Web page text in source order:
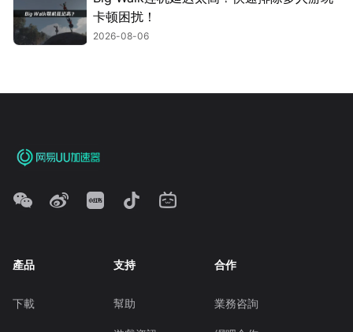
卡顿困扰！
2026-08-06
產品
下載
支持
幫助
合作
業務咨詢